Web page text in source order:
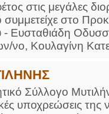
στις μεγάλες
στο
Ευσταθιάδη
Κουλαγίνη
Σύλλογο
υποχρεώσεις